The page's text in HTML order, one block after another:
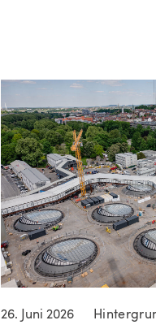
26. Juni 2026